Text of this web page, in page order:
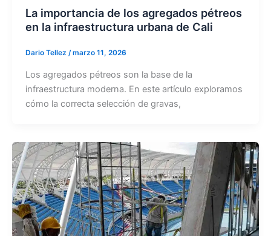
La importancia de los agregados pétreos
en la infraestructura urbana de Cali
Dario Tellez /marzo 11, 2026
Los agregados pétreos son la base de la
infraestructura moderna. En este artículo exploramos
cómo la correcta selección de gravas,